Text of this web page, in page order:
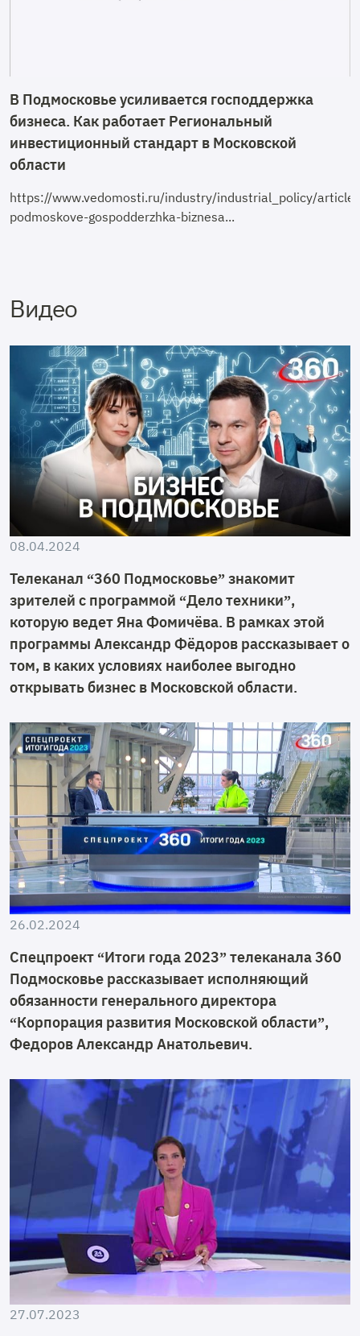
В Подмосковье усиливается господдержка
бизнеса. Как работает Региональный
инвестиционный стандарт в Московской
области
https://www.vedomosti.ru/industry/industrial_policy/
podmoskove-gospodderzhka-biznesa...
Видео
08.04.2024
Телеканал “360 Подмосковье” знакомит
зрителей с программой “Дело техники”,
которую ведет Яна Фомичёва. В рамках этой
программы Александр Фёдоров рассказывает о
том, в каких условиях наиболее выгодно
открывать бизнес в Московской области.
26.02.2024
Спецпроект “Итоги года 2023” телеканала 360
Подмосковье рассказывает исполняющий
обязанности генерального директора
“Корпорация развития Московской области”,
Федоров Александр Анатольевич.
27.07.2023